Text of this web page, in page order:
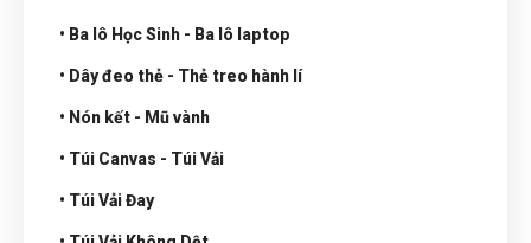
• Ba lô Học Sinh - Ba lô laptop
• Dây đeo thẻ - Thẻ treo hành lí
• Nón kết - Mũ vành
• Túi Canvas - Túi Vải
• Túi Vải Đay